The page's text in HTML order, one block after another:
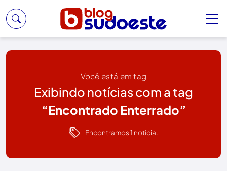
Você está em tag
Exibindo notícias com a tag
“Encontrado Enterrado”
Encontramos 1 notícia.